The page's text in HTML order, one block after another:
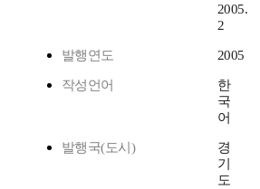
2005.
2
발행연도 2005
작성언어
한
국
어
발행국(도시)
경
기
도